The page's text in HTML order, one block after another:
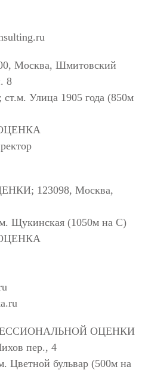
Москва, Шмитовский
8
Улица 1905 года (850м
123098, Москва,
Щукинская (1050м на С)
ОЦЕНКИ
пер., 4
Цветной бульвар (500м на